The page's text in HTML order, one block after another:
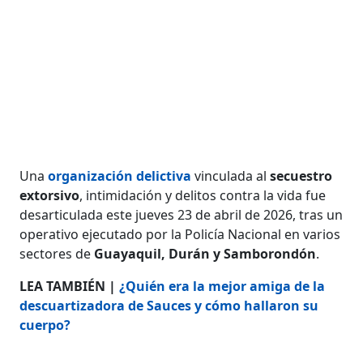
Unaorganización delictiva vinculada alsecuestro
extorsivo, intimidación y delitos contra la vida fue
desarticulada este jueves 23 de abril de 2026, tras un
operativo ejecutado por la Policía Nacional en varios
sectores de Guayaquil, Durán y Samborondón.
LEA TAMBIÉN |¿Quién era la mejor amiga de la
descuartizadora de Sauces y cómo hallaron su
cuerpo?